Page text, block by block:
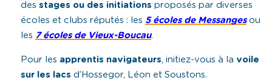
des stages ou des initiations proposés par diverses
écoles et clubs réputés : les 5 écoles de Messangesou
les 7 écoles de Vieux-Boucau.
Pour les apprentis navigateurs, initiez-vous à la voile
sur les lacs d’Hossegor, Léon et Soustons.